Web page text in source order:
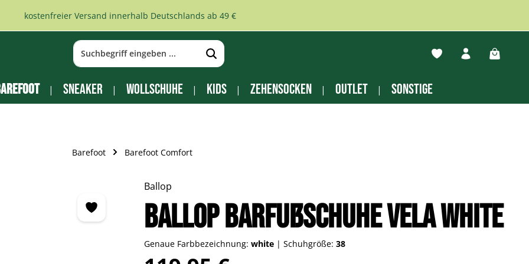
kostenfreier Versand innerhalb Deutschlands ab 49 €
Du hast 0 Produkte
Sneaker Wollschuhe Kids Zehensocken Outlet Sonstige
Barefoot Barefoot Comfort
Ballop
Ballop Barfußschuhe Vela white
Genaue Farbbezeichnung: white | Schuhgröße: 38
Regulärer Preis: